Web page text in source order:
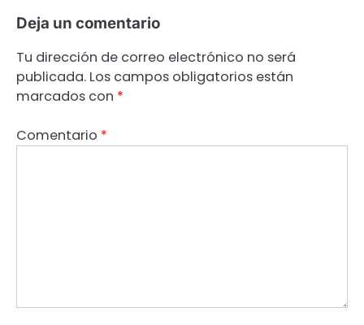
Deja un comentario
Tu dirección de correo electrónico no será
publicada. Los campos obligatorios están
marcados con *
Comentario *